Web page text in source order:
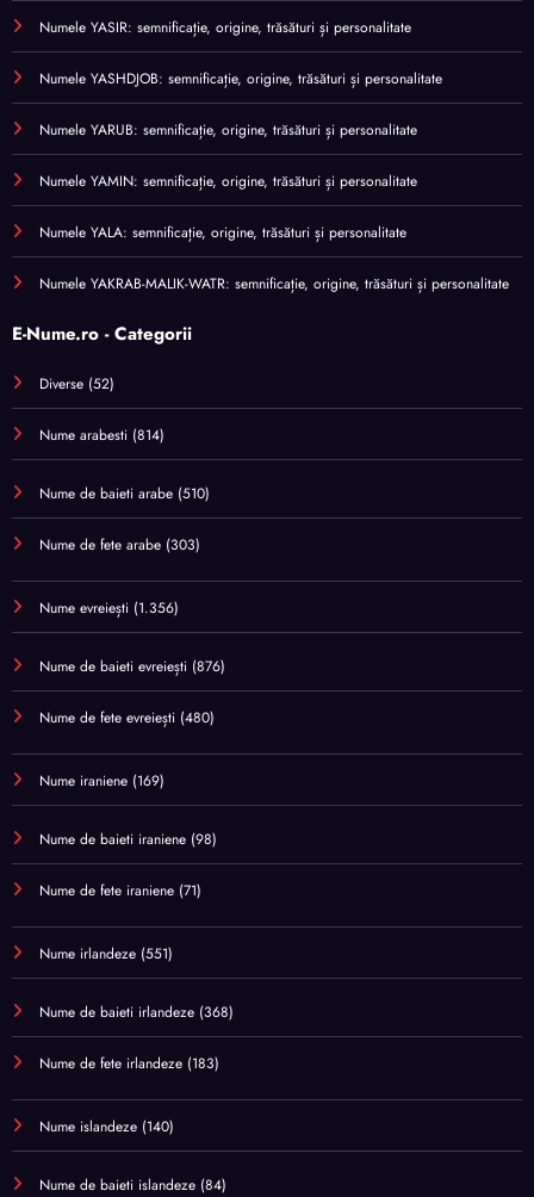
Numele YASIR: semnificație, origine, trăsături și personalitate
Numele YASHDJOB: semnificație, origine, trăsături și personalitate
Numele YARUB: semnificație, origine, trăsături și personalitate
Numele YAMIN: semnificație, origine, trăsături și personalitate
Numele YALA: semnificație, origine, trăsături și personalitate
Numele YAKRAB-MALIK-WATR: semnificație, origine, trăsături și personalitate
E-Nume.ro - Categorii
Diverse (52)
Nume arabesti (814)
Nume de baieti arabe (510)
Nume de fete arabe (303)
Nume evreiești (1.356)
Nume de baieti evreiești (876)
Nume de fete evreiești (480)
Nume iraniene (169)
Nume de baieti iraniene (98)
Nume de fete iraniene (71)
Nume irlandeze (551)
Nume de baieti irlandeze (368)
Nume de fete irlandeze (183)
Nume islandeze (140)
Nume de baieti islandeze (84)